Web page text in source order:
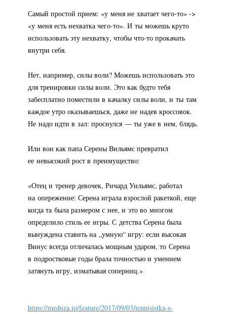
Самый простой прием: «у меня не хватает чего-то» ->
«у меня есть нехватка чего-то». И ты можешь круто
использовать эту нехватку, чтобы что-то прокачать
внутри себя.
Нет, например, силы воли? Можешь использовать это
для тренировки силы воли. Это как будто тебя
забесплатно поместили в качалку силы воли, и ты там
каждое утро оказываешься, даже не надев кроссовок.
Не надо идти в зал: проснулся — ты уже в нем, блядь.
Или вон как папа Серены Вильямс превратил
ее невысокий рост в преимущество:
«Отец и тренер девочек, Ричард Уильямс, работал
на опережение: Серена играла взрослой ракеткой, еще
когда та была размером с нее, и это во многом
определило стиль ее игры. С детства Серена была
вынуждена ставить на „умную“ игру: если высокая
Винус всегда отличалась мощным ударом, то Серена
в подростковые годы брала точностью и умением
затянуть игру, изматывая соперниц.»
https://meduza.io/feature/2017/09/03/tennisistka-s-